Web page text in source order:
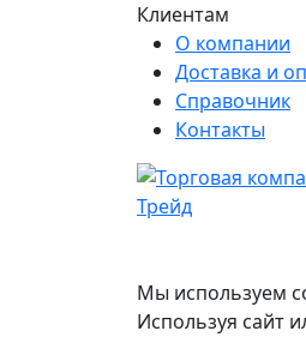
Клиентам
О компании
Доставка и
Справочник
Контакты
Мы используем
Используя сайт